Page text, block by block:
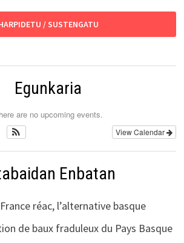
/ SUSTENGATU
Egunkaria
are no upcoming events.
View Calendar
Enbatan
réac, l’alternative basque
de baux fraduleux du Pays Basque